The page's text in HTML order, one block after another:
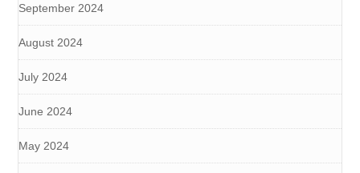
September 2024
August 2024
July 2024
June 2024
May 2024